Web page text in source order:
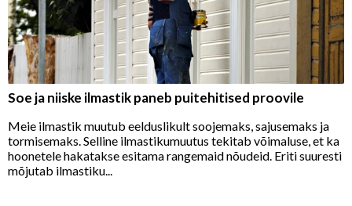
Soe ja niiske ilmastik paneb puitehitised proovile
Meie ilmastik muutub eelduslikult soojemaks, sajusemaks ja
tormisemaks. Selline ilmastikumuutus tekitab võimaluse, et ka
hoonetele hakatakse esitama rangemaid nõudeid. Eriti suuresti
mõjutab ilmastiku...